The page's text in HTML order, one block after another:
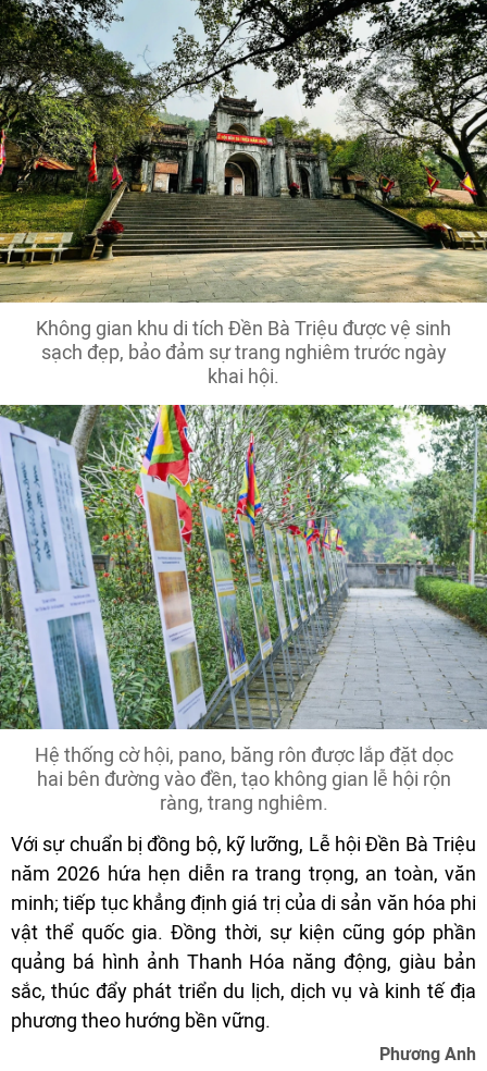
Không gian khu di tích Đền Bà Triệu được vệ sinh
sạch đẹp, bảo đảm sự trang nghiêm trước ngày
khai hội.
Hệ thống cờ hội, pano, băng rôn được lắp đặt dọc
hai bên đường vào đền, tạo không gian lễ hội rộn
ràng, trang nghiêm.
Với sự chuẩn bị đồng bộ, kỹ lưỡng, Lễ hội Đền Bà Triệu
năm 2026 hứa hẹn diễn ra trang trọng, an toàn, văn
minh; tiếp tục khẳng định giá trị của di sản văn hóa phi
vật thể quốc gia. Đồng thời, sự kiện cũng góp phần
quảng bá hình ảnh Thanh Hóa năng động, giàu bản
sắc, thúc đẩy phát triển du lịch, dịch vụ và kinh tế địa
phương theo hướng bền vững.
Phương Anh